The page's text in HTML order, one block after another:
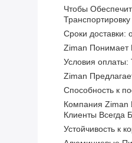
Чтобы
Сроки доставки:
Ziman Понимает
Условия оплаты:
Ziman
Способность к
Компания
Клиенты Всегда
Устойчивость к